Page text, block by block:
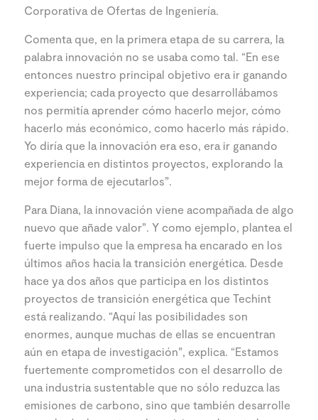
Corporativa de Ofertas de Ingeniería.
Comenta que, en la primera etapa de su carrera, la
palabra innovación no se usaba como tal. “En ese
entonces nuestro principal objetivo era ir ganando
experiencia; cada proyecto que desarrollábamos
nos permitía aprender cómo hacerlo mejor, cómo
hacerlo más económico, como hacerlo más rápido.
Yo diría que la innovación era eso, era ir ganando
experiencia en distintos proyectos, explorando la
mejor forma de ejecutarlos”.
Para Diana, la innovación viene acompañada de algo
nuevo que añade valor”. Y como ejemplo, plantea el
fuerte impulso que la empresa ha encarado en los
últimos años hacia la transición energética. Desde
hace ya dos años que participa en los distintos
proyectos de transición energética que Techint
está realizando. “Aquí las posibilidades son
enormes, aunque muchas de ellas se encuentran
aún en etapa de investigación”, explica. “Estamos
fuertemente comprometidos con el desarrollo de
una industria sustentable que no sólo reduzca las
emisiones de carbono, sino que también desarrolle